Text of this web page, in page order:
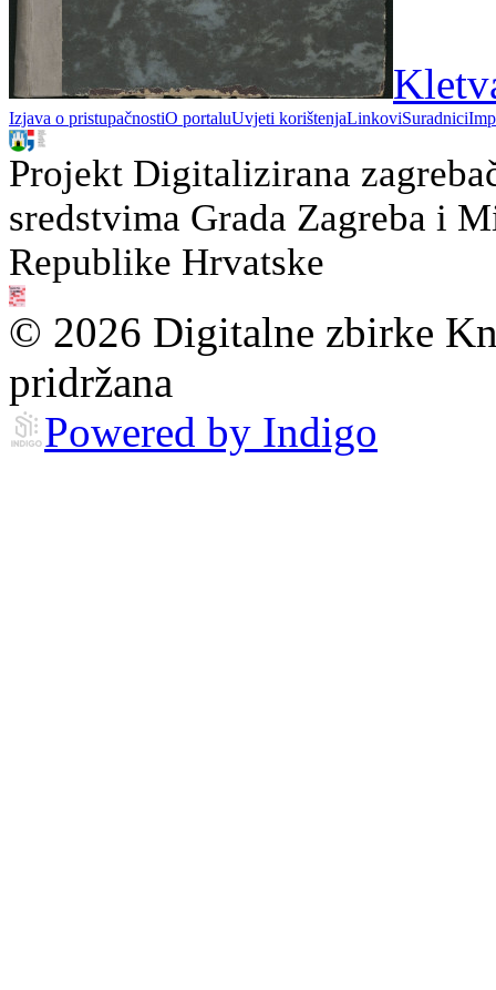
Izjava o pristupačnostiO portaluUvjeti korištenjaLinkoviSuradnici
Projekt Digitalizirana
sredstvima Grada Zagreba i
Republike Hrvatske
© 2026 Digitalne zbirke
pridržana
Powered by Indigo